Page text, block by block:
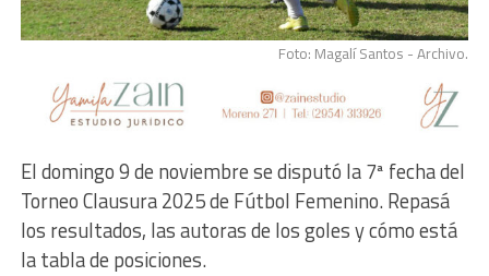
Foto: Magalí Santos - Archivo.
El domingo 9 de noviembre se disputó la 7ª fecha del
Torneo Clausura 2025 de Fútbol Femenino. Repasá
los resultados, las autoras de los goles y cómo está
la tabla de posiciones.